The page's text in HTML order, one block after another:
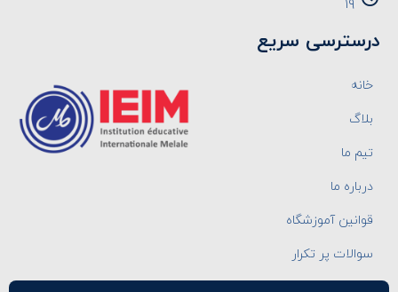
۱۹
درسترسی سریع
خانه
بلاگ
تیم ما
درباره ما
قوانین آموزشگاه
سوالات پر تکرار